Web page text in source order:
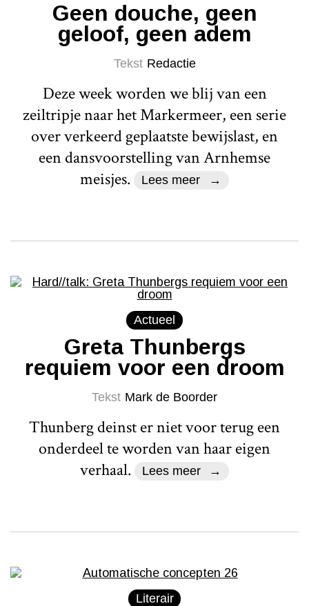
Geen douche, geen
geloof, geen adem
Tekst Redactie
Deze week worden we blij van een
zeiltripje naar het Markermeer, een serie
over verkeerd geplaatste bewijslast, en
een dansvoorstelling van Arnhemse
meisjes.
Lees meer
Actueel
Greta Thunbergs
requiem voor een droom
Tekst Mark de Boorder
Thunberg deinst er niet voor terug een
onderdeel te worden van haar eigen
verhaal.
Lees meer
Literair